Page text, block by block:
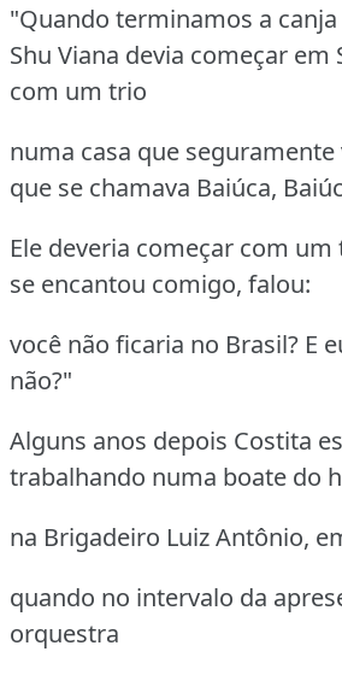
"Quando terminamos a
Shu Viana devia começar em
com um trio
numa casa que seguramente
que se chamava Baiúca,
Ele deveria começar com
se encantou comigo, falou:
você não ficaria no Brasil? E
não?"
Alguns anos depois Costita
trabalhando numa boate do
na Brigadeiro Luiz Antônio,
quando no intervalo da
orquestra